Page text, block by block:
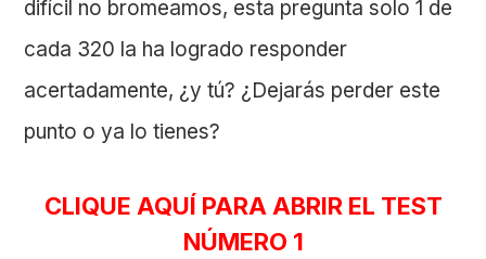
difícil no bromeamos, esta pregunta solo 1 de
cada 320 la ha logrado responder
acertadamente, ¿y tú? ¿Dejarás perder este
punto o ya lo tienes?
CLIQUE AQUÍ PARA ABRIR EL TEST
NÚMERO 1